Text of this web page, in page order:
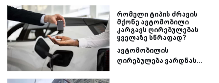
რომელი ტიპის ძრავის
მქონე ავტომობილი
კარგავს ღირებულებას
ყველაზე სწრაფად?
ავტომობილის
ღირებულება ვარდნას...